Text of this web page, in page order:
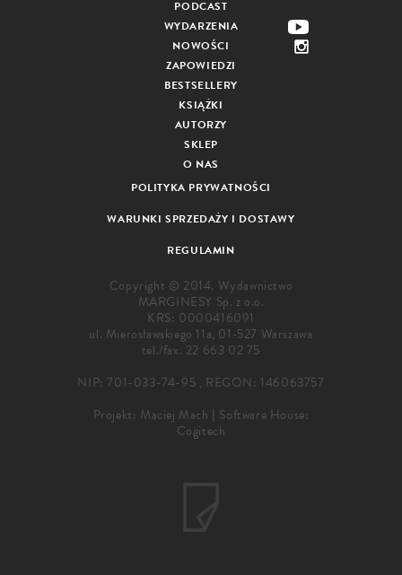
PODCAST
WYDARZENIA
NOWOŚCI
ZAPOWIEDZI
BESTSELLERY
KSIĄŻKI
AUTORZY
SKLEP
O NAS
POLITYKA PRYWATNOŚCI
WARUNKI SPRZEDAŻY I DOSTAWY
REGULAMIN
Copyright © 2014. Wydawnictwo
MARGINESY Sp. z o.o.
KRS: 0000416091
ul. Mierosławskiego 11a, 01-527 Warszawa
tel./fax. 22 663 02 75
NIP: 701-033-74-95 , REGON: 146063757
Projekt: Maciej Mach | Software House:
Cogitech